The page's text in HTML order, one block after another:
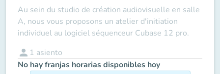
Au sein du studio de création audiovisuelle en salle
A, nous vous proposons un atelier d'initiation
individuel au logiciel séquenceur Cubase 12 pro.
person 1 asiento
No hay franjas horarias disponibles hoy